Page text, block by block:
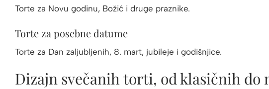
Torte za Novu godinu, Božić i druge praznike.
Torte za posebne datume
Torte za Dan zaljubljenih, 8. mart, jubileje i godišnjice.
Dizajn svečanih torti, od klasičnih do